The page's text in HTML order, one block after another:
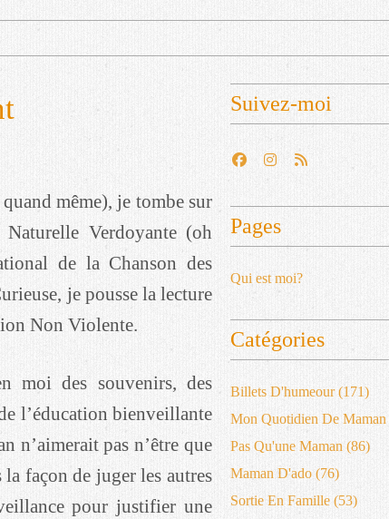
même), je tombe sur
Verdoyante (oh
de la Chanson des
je pousse la lecture
Non Violente.
moi des souvenirs, des
l’éducation bienveillante
n’aimerait pas n’être que
façon de juger les autres
pour justifier une
Suivez-moi
Pages
Qui est moi?
Catégories
Billets D'humeour(171)
Mon Quotidien De Maman
Pas Qu'une Maman (86)
Maman D'ado (76)
Sortie En Famille (53)